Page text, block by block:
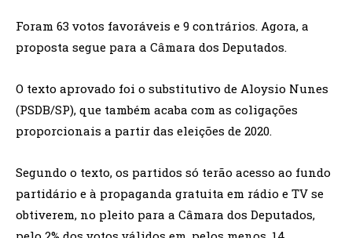
Foram 63 votos favoráveis e 9 contrários. Agora, a
proposta segue para a Câmara dos Deputados.
O texto aprovado foi o substitutivo de Aloysio Nunes
(PSDB/SP), que também acaba com as coligações
proporcionais a partir das eleições de 2020.
Segundo o texto, os partidos só terão acesso ao fundo
partidário e à propaganda gratuita em rádio e TV se
obtiverem, no pleito para a Câmara dos Deputados,